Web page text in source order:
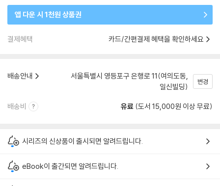
앱 다운 시 1천원 상품권
결제혜택 카드/간편결제 혜택을 확인하세요
배송안내
서울특별시 영등포구 은행로 11(여의도동,
일신빌딩)
변경
배송비 유료 (도서 15,000원 이상 무료)
시리즈의 신상품이 출시되면 알려드립니다.
eBook이 출간되면 알려드립니다.